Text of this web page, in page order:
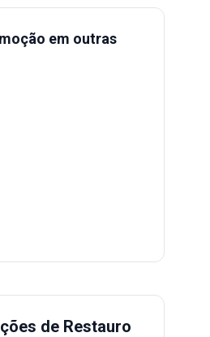
em outras
de Restauro